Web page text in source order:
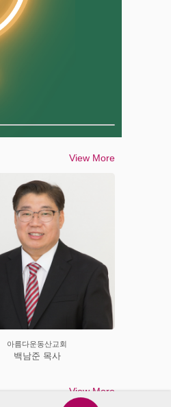
View More
남가주동신교회
백정우 목사
View More